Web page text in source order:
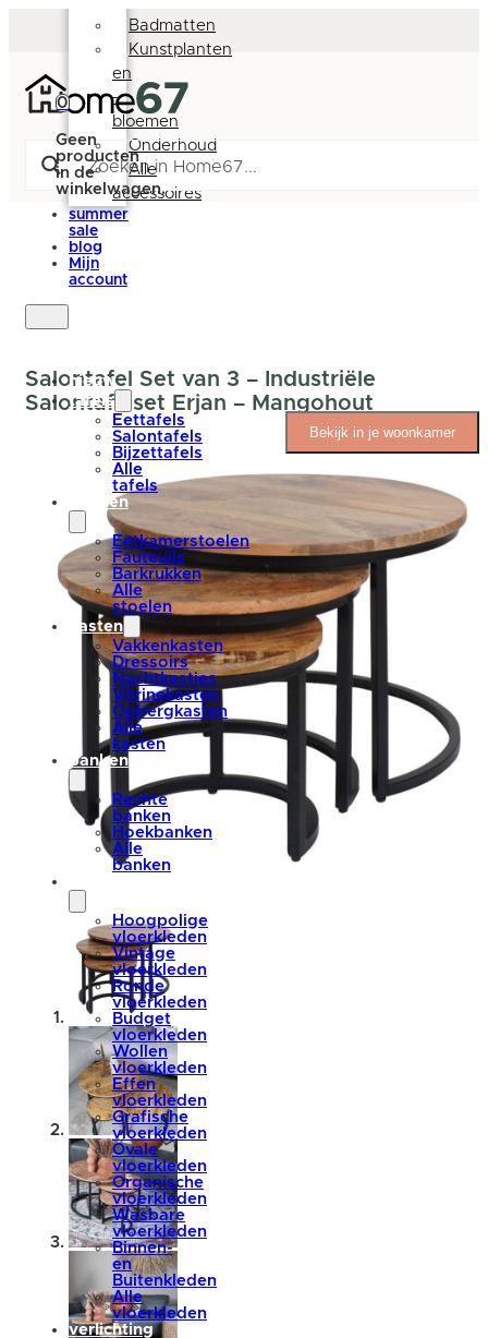
0
Geen
producten
in de
winkelwagen.
Badmatten
Kunstplanten
en
-
bloemen
Onderhoud
Alle
accessoires
summer
sale
blog
Mijn
account
nieuw
tafels
Eettafels
Salontafels
Bijzettafels
Alle
tafels
stoelen
Eetkamerstoelen
Fauteuils
Barkrukken
Alle
stoelen
kasten
Vakkenkasten
Dressoirs
Nachtkastjes
Vitrinekasten
Opbergkasten
Alle
kasten
banken
Rechte
banken
Hoekbanken
Alle
banken
Hoogpolige
vloerkleden
Vintage
vloerkleden
Ronde
vloerkleden
Budget
vloerkleden
Wollen
vloerkleden
Effen
vloerkleden
Grafische
vloerkleden
Ovale
vloerkleden
Organische
vloerkleden
Wasbare
vloerkleden
Binnen-
en
Buitenkleden
Alle
vloerkleden
verlichting
Salontafel Set van 3 – Industriële
Salontafelset Erjan – Mangohout
Bekijk in je woonkamer